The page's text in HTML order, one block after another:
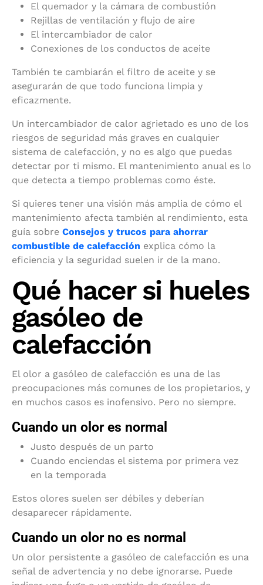
El quemador y la cámara de combustión
Rejillas de ventilación y flujo de aire
El intercambiador de calor
Conexiones de los conductos de aceite
También te cambiarán el filtro de aceite y se
asegurarán de que todo funciona limpia y
eficazmente.
Un intercambiador de calor agrietado es uno de los
riesgos de seguridad más graves en cualquier
sistema de calefacción, y no es algo que puedas
detectar por ti mismo. El mantenimiento anual es lo
que detecta a tiempo problemas como éste.
Si quieres tener una visión más amplia de cómo el
mantenimiento afecta también al rendimiento, esta
guía sobre Consejos y trucos para ahorrar
combustible de calefacción explica cómo la
eficiencia y la seguridad suelen ir de la mano.
Qué hacer si hueles
gasóleo de
calefacción
El olor a gasóleo de calefacción es una de las
preocupaciones más comunes de los propietarios, y
en muchos casos es inofensivo. Pero no siempre.
Cuando un olor es normal
Justo después de un parto
Cuando enciendas el sistema por primera vez
en la temporada
Estos olores suelen ser débiles y deberían
desaparecer rápidamente.
Cuando un olor no es normal
Un olor persistente a gasóleo de calefacción es una
señal de advertencia y no debe ignorarse. Puede